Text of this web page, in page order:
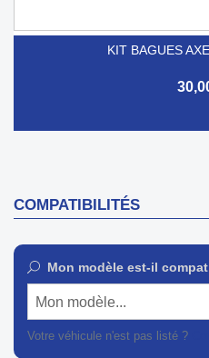
KIT BAGUES
COMPATIBILITÉS
Mon modèle est-il
Mon modèle...
Votre véhicule n'est pas listé ?